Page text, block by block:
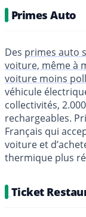
Primes Auto
Des primes auto
voiture, même à
voiture moins
véhicule
collectivités,
rechargeables.
Français qui
voiture et
thermique plus
Ticket